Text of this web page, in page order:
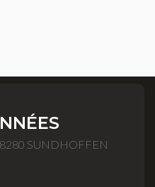
SUNDHOFFEN